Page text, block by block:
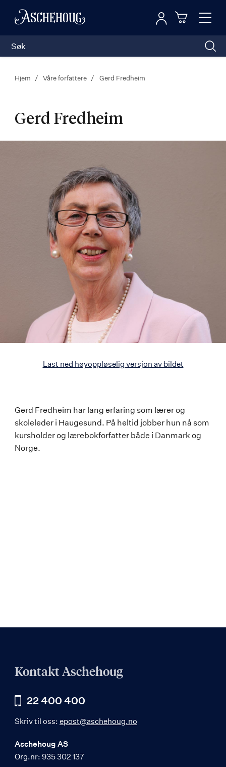
Toggle
Logg inn
Hjem Våre forfattere Gerd Fredheim
Gerd Fredheim
Last ned høyoppløselig versjon av bildet
Gerd
Fredheim
Gerd Fredheim har lang erfaring som lærer og
skoleleder i Haugesund. På heltid jobber hun nå som
kursholder og lærebokforfatter både i Danmark og
Norge.
Kontakt Aschehoug
22 400 400
Skriv til oss: epost@aschehoug.no
Aschehoug AS
Org.nr: 935 302 137